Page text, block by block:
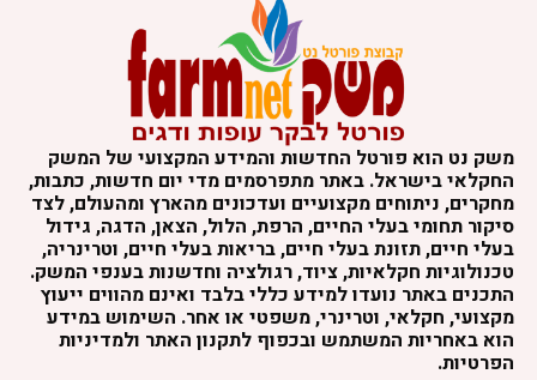
משק נט הוא פורטל החדשות והמידע המקצועי של המשק
החקלאי בישראל. באתר מתפרסמים מדי יום חדשות, כתבות,
מחקרים, ניתוחים מקצועיים ועדכונים מהארץ ומהעולם, לצד
סיקור תחומי בעלי החיים, הרפת, הלול, הצאן, הדגה, גידול
בעלי חיים, תזונת בעלי חיים, בריאות בעלי חיים, וטרינריה,
טכנולוגיות חקלאיות, ציוד, רגולציה וחדשנות בענפי המשק.
התכנים באתר נועדו למידע כללי בלבד ואינם מהווים ייעוץ
מקצועי, חקלאי, וטרינרי, משפטי או אחר. השימוש במידע
הוא באחריות המשתמש ובכפוף לתקנון האתר ולמדיניות
הפרטיות.